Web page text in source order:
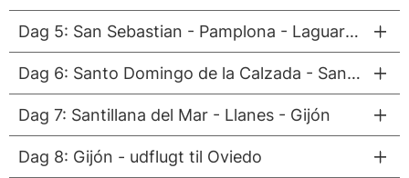
Dag 5: San Sebastian - Pamplona - Laguardia - Santo Domingo de la Calzada
Dag 6: Santo Domingo de la Calzada - Santillana del Mar
Dag 7: Santillana del Mar - Llanes - Gijón
Dag 8: Gijón - udflugt til Oviedo